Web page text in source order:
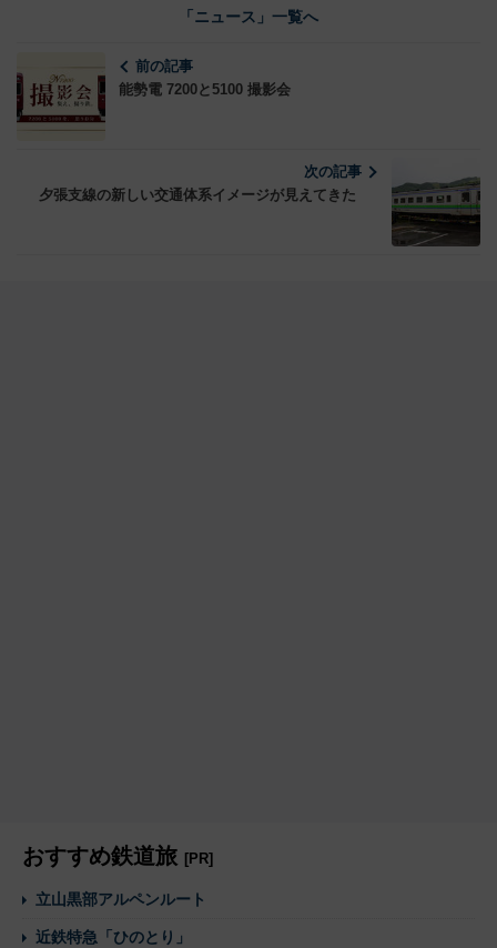
「ニュース」一覧へ
前の記事
能勢電 7200と5100 撮影会
次の記事
夕張支線の新しい交通体系イメージが見えてきた
おすすめ鉄道旅 [PR]
立山黒部アルペンルート
近鉄特急「ひのとり」